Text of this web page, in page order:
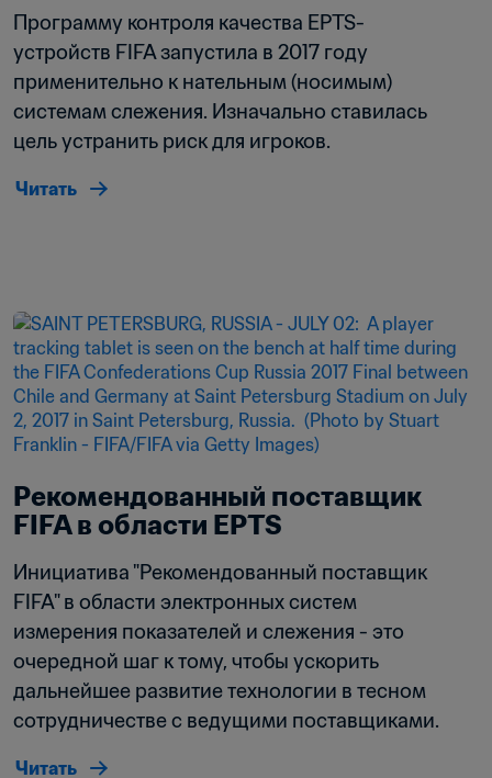
Программу контроля качества EPTS-
устройств FIFA запустила в 2017 году
применительно к нательным (носимым)
системам слежения. Изначально ставилась
цель устранить риск для игроков.
Читать
Рекомендованный поставщик
FIFA в области EPTS
Инициатива "Рекомендованный поставщик
FIFA" в области электронных систем
измерения показателей и слежения - это
очередной шаг к тому, чтобы ускорить
дальнейшее развитие технологии в тесном
сотрудничестве с ведущими поставщиками.
Читать